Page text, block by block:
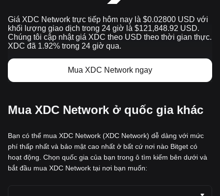
Giá XDC Network trực tiếp hôm nay là $0.02800 USD với
khối lượng giao dịch trong 24 giờ là $121,848.92 USD.
Chúng tôi cập nhật giá XDC theo USD theo thời gian thực.
XDC đã 1.92% trong 24 giờ qua.
Mua XDC Network ngay
Mua XDC Network ở quốc gia khác
Bạn có thể mua XDC Network (XDC Network) dễ dàng với mức
phí thấp nhất và bảo mật cao nhất ở bất cứ nơi nào Bitget có
hoạt động. Chọn quốc gia của bạn trong ô tìm kiếm bên dưới và
bắt đầu mua XDC Network tại nơi bạn muốn: